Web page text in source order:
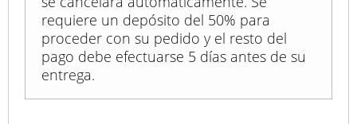
requiere un depósito del 50% para
proceder con su pedido y el resto del
pago debe efectuarse 5 días antes de su
entrega.